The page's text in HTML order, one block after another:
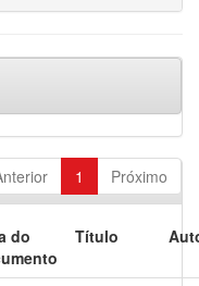
1 Próximo
do
Título